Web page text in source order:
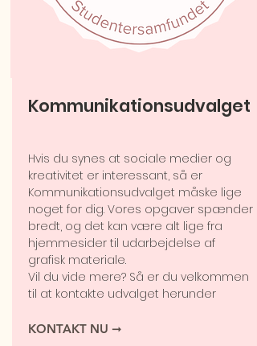
Kommunikationsudvalget
Hvis du synes at sociale medier og
kreativitet er interessant, så er
Kommunikationsudvalget måske lige
noget for dig. Vores opgaver spænder
bredt, og det kan være alt lige fra
hjemmesider til udarbejdelse af
grafisk materiale.
Vil du vide mere? Så er du velkommen
til at kontakte udvalget herunder
KONTAKT NU ➞